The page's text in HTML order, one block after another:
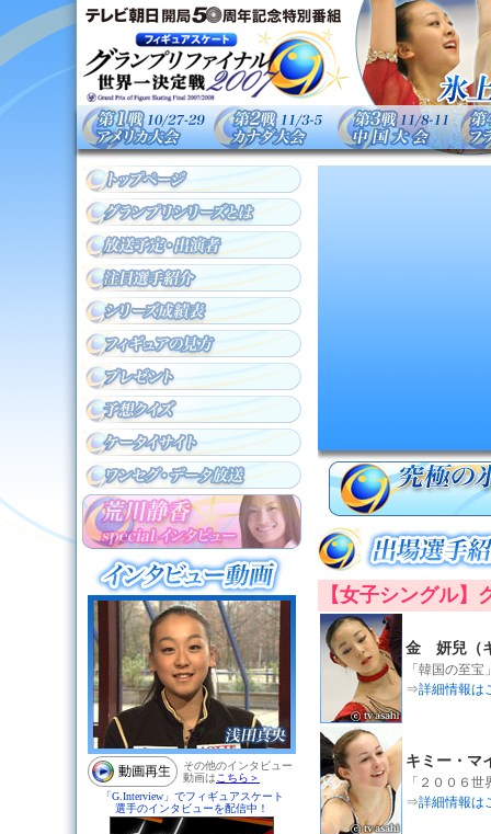
【女子シングル
金 妍兒（
「韓国の至宝
⇒詳細情報は
キミー・マ
「２００６世
⇒詳細情報は